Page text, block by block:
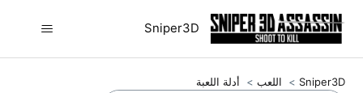
Sniper3D
Sniper3D اللعب أدلة اللعبة